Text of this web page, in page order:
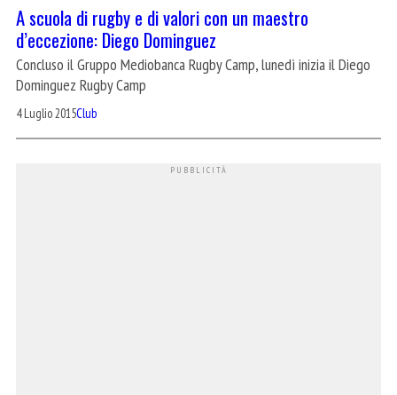
A scuola di rugby e di valori con un maestro
d’eccezione: Diego Dominguez
Concluso il Gruppo Mediobanca Rugby Camp, lunedì inizia il Diego
Dominguez Rugby Camp
4 Luglio 2015Club